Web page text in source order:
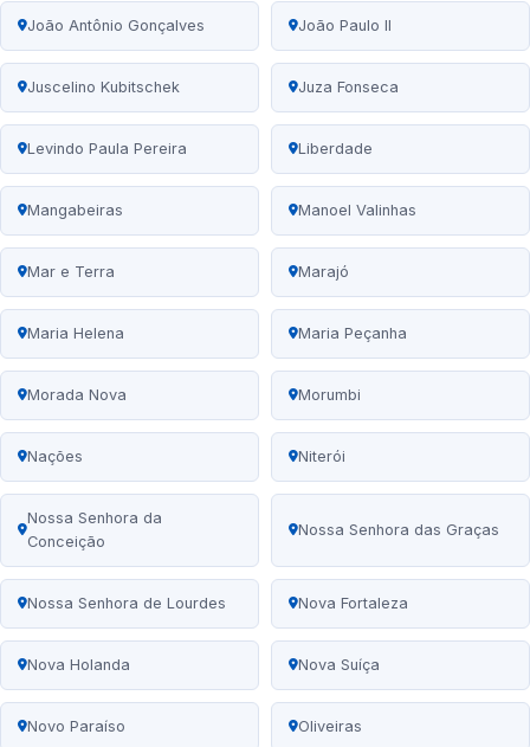
João Antônio Gonçalves João Paulo II
Juscelino Kubitschek Juza Fonseca
Levindo Paula Pereira Liberdade
Mangabeiras Manoel Valinhas
Mar e Terra Marajó
Maria Helena Maria Peçanha
Morada Nova Morumbi
Nações Niterói
Nossa Senhora da
Conceição
Nossa Senhora das Graças
Nossa Senhora de Lourdes Nova Fortaleza
Nova Holanda Nova Suíça
Novo Paraíso Oliveiras